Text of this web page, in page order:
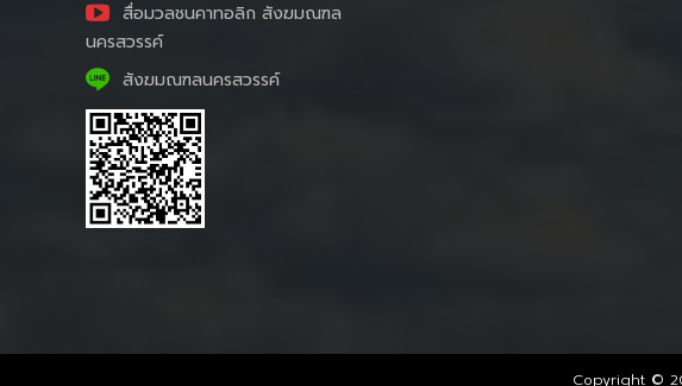
สื่อมวลชนคาทอลิก สังฆมณฑล
นครสวรรค์
สังฆมณฑลนครสวรรค์
Copyright ©